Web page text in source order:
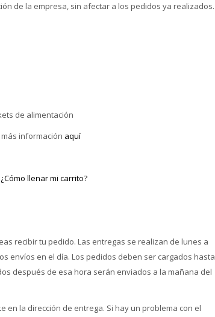
de la empresa, sin afectar a los pedidos ya realizados.
de alimentación
información aquí
¿Cómo llenar mi carrito?
recibir tu pedido. Las entregas se realizan de lunes a
envíos en el día. Los pedidos deben ser cargados hasta
después de esa hora serán enviados a la mañana del
la dirección de entrega. Si hay un problema con el